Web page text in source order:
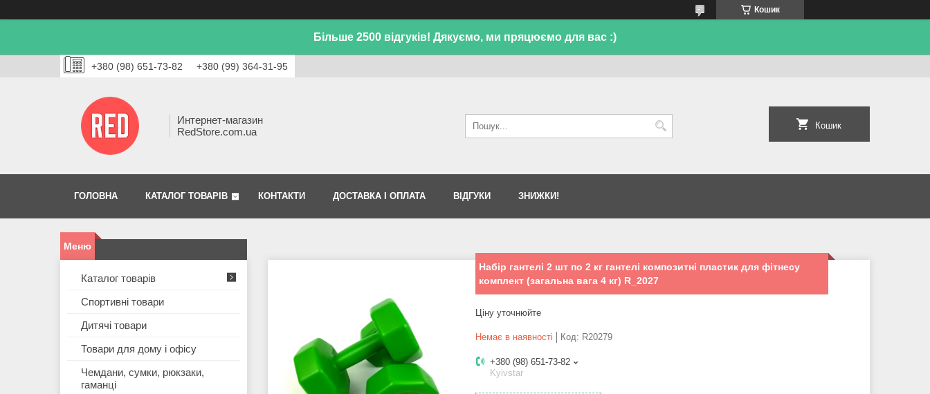
Кошик
Більше 2500 відгуків! Дякуємо, ми пряцюємо для вас :)
+380 (98) 651-73-82 +380 (99) 364-31-95
Интернет-магазин
RedStore.com.ua
Кошик
ГОЛОВНА КАТАЛОГ ТОВАРІВ КОНТАКТИ ДОСТАВКА І ОПЛАТА ВІДГУКИ ЗНИЖКИ!
Набір гантелі 2 шт по 2 кг гантелі композитні пластик для фітнесу
комплект (загальна вага 4 кг) R_2027
Ціну уточнюйте
Немає в наявності Код: R20279
+380 (98) 651-73-82
Kyivstar
Каталог товарів
Спортивні товари
Дитячі товари
Товари для дому і офісу
Чемдани, сумки, рюкзаки,
гаманці